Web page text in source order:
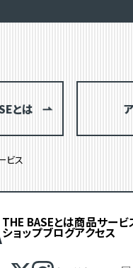
とは
ビス
THE BASEとは商品サービ
ショップブログアクセス